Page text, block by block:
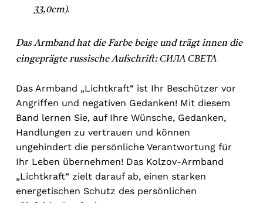
33,0cm).
Das Armband hat die Farbe beige und trägt innen die
eingeprägte russische Aufschrift: СИЛА СВЕТА
Das Armband „Lichtkraft“ ist Ihr Beschützer vor
Angriffen und negativen Gedanken! Mit diesem
Band lernen Sie, auf Ihre Wünsche, Gedanken,
Handlungen zu vertrauen und können
ungehindert die persönliche Verantwortung für
Ihr Leben übernehmen! Das Kolzov-Armband
„Lichtkraft“ zielt darauf ab, einen starken
energetischen Schutz des persönlichen